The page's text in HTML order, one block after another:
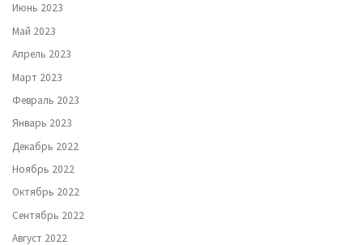
Июнь 2023
Май 2023
Апрель 2023
Март 2023
Февраль 2023
Январь 2023
Декабрь 2022
Ноябрь 2022
Октябрь 2022
Сентябрь 2022
Август 2022